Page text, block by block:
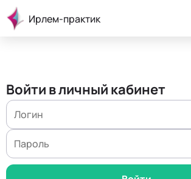
Ирлем-практик
Войти в личный кабинет